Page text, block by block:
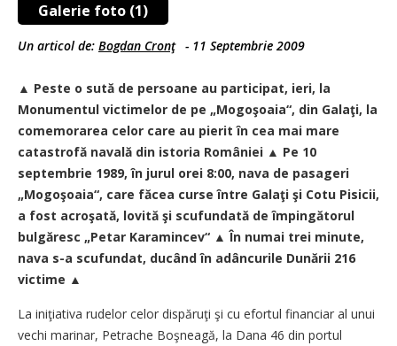
Galerie foto (1)
Un articol de: Bogdan Cronţ - 11 Septembrie 2009
▲ Peste o sută de persoane au participat, ieri, la
Monumentul victimelor de pe „Mogoşoaia“, din Galaţi, la
comemorarea celor care au pierit în cea mai mare
catastrofă navală din istoria României ▲ Pe 10
septembrie 1989, în jurul orei 8:00, nava de pasageri
„Mogoşoaia“, care făcea curse între Galaţi şi Cotu Pisicii,
a fost acroşată, lovită şi scufundată de împingătorul
bulgăresc „Petar Karamincev“ ▲ În numai trei minute,
nava s-a scufundat, ducând în adâncurile Dunării 216
victime ▲
La iniţiativa rudelor celor dispăruţi şi cu efortul financiar al unui
vechi marinar, Petrache Boşneagă, la Dana 46 din portul